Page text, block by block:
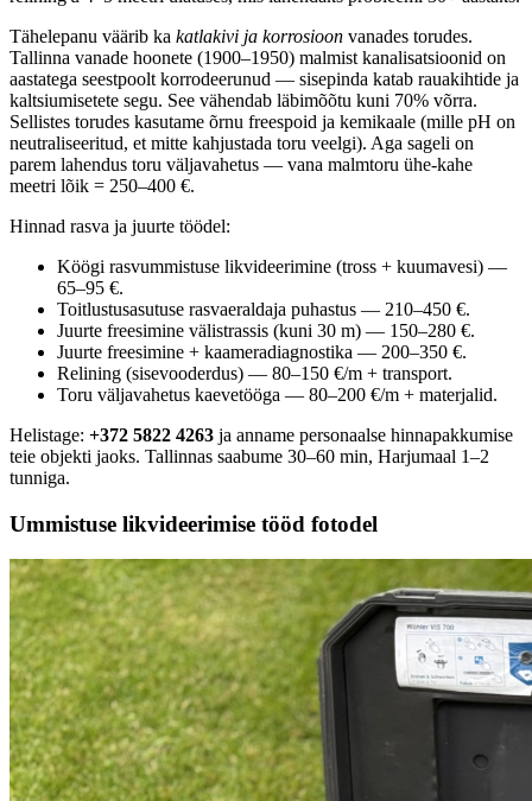
Tähelepanu väärib ka katlakivi ja korrosioon vanades torudes.
Tallinna vanade hoonete (1900–1950) malmist kanalisatsioonid on
aastatega seestpoolt korrodeerunud — sisepinda katab rauakihtide ja
kaltsiumisetete segu. See vähendab läbimõõtu kuni 70% võrra.
Sellistes torudes kasutame õrnu freespoid ja kemikaale (mille pH on
neutraliseeritud, et mitte kahjustada toru veelgi). Aga sageli on
parem lahendus toru väljavahetus — vana malmtoru ühe-kahe
meetri lõik = 250–400 €.
Hinnad rasva ja juurte töödel:
Köögi rasvummistuse likvideerimine (tross + kuumavesi) —
65–95 €.
Toitlustusasutuse rasvaeraldaja puhastus — 210–450 €.
Juurte freesimine välistrassis (kuni 30 m) — 150–280 €.
Juurte freesimine + kaameradiagnostika — 200–350 €.
Relining (sisevooderdus) — 80–150 €/m + transport.
Toru väljavahetus kaevetööga — 80–200 €/m + materjalid.
Helistage: +372 5822 4263 ja anname personaalse hinnapakkumise
teie objekti jaoks. Tallinnas saabume 30–60 min, Harjumaal 1–2
tunniga.
Ummistuse likvideerimise tööd fotodel